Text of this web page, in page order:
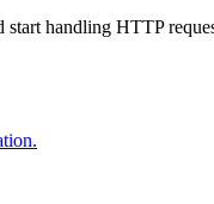
handling HTTP